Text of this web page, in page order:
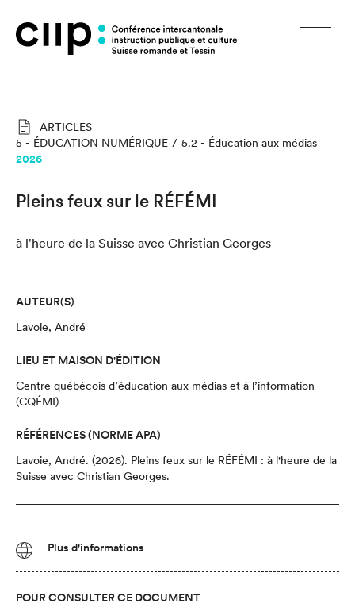
ARTICLES
5 - ÉDUCATION NUMÉRIQUE
5.2 - Éducation aux médias
2026
Pleins feux sur le RÉFÉMI
à l'heure de la Suisse avec Christian Georges
AUTEUR(S)
Lavoie, André
LIEU ET MAISON D'ÉDITION
Centre québécois d’éducation aux médias et à l’information
(CQÉMI)
RÉFÉRENCES (NORME APA)
Lavoie, André. (2026). Pleins feux sur le RÉFÉMI : à l'heure de la
Suisse avec Christian Georges.
Plus d'informations
POUR CONSULTER CE DOCUMENT